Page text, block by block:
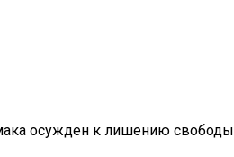
осужден к лишению свободы